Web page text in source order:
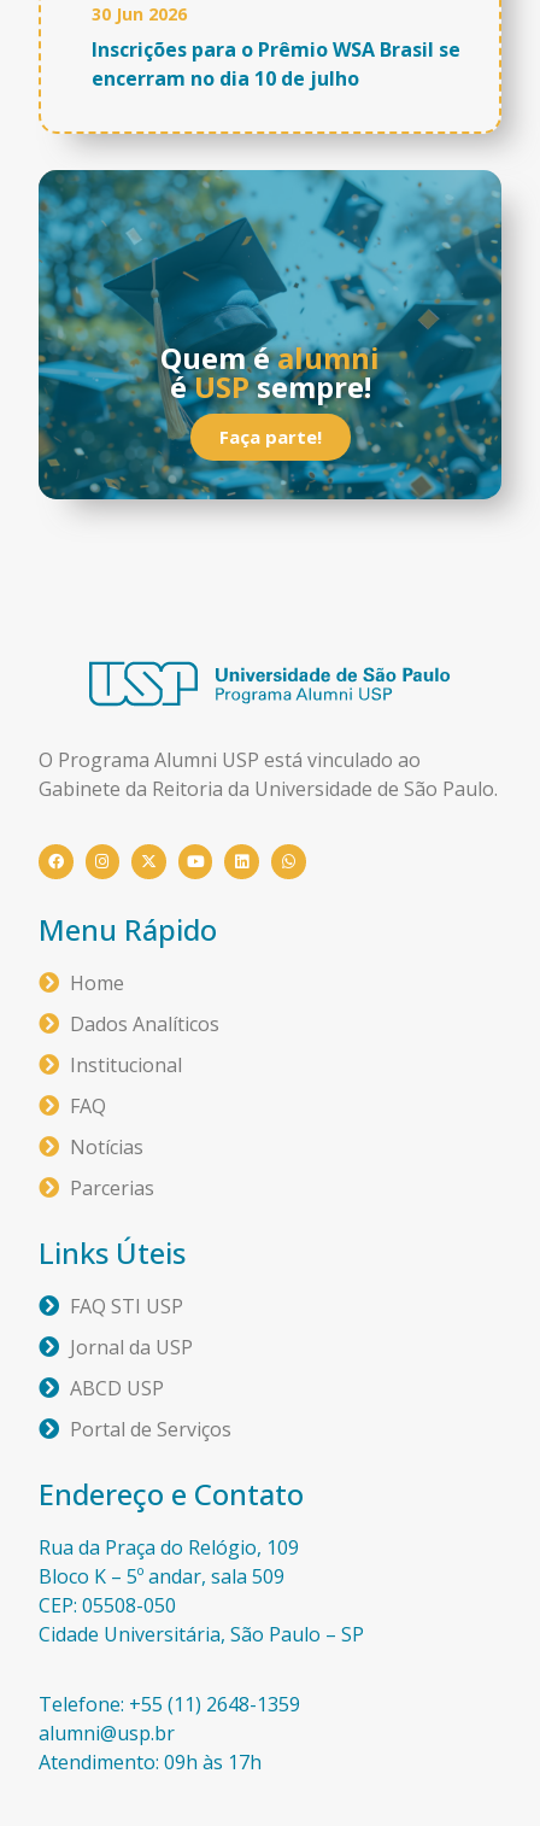
30 Jun 2026
Inscrições para o Prêmio WSA Brasil se
encerram no dia 10 de julho
Quem éalumni
éUSPsempre!
Faça parte!
O Programa Alumni USP está vinculado ao
Gabinete da Reitoria da Universidade de São Paulo.
Menu Rápido
Home
Dados Analíticos
Institucional
FAQ
Notícias
Parcerias
Links Úteis
FAQ STI USP
Jornal da USP
ABCD USP
Portal de Serviços
Endereço e Contato
Rua da Praça do Relógio, 109
Bloco K – 5º andar, sala 509
CEP: 05508-050
Cidade Universitária, São Paulo – SP​
Telefone: +55 (11) 2648-1359
alumni@usp.br
Atendimento: 09h às 17h